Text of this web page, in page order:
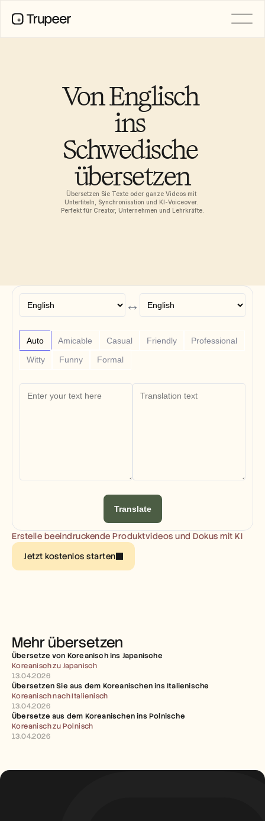
Von Englisch
ins
Schwedische
übersetzen
Übersetzen Sie Texte oder ganze Videos mit
Untertiteln, Synchronisation und KI-Voiceover.
Perfekt für Creator, Unternehmen und Lehrkräfte.
Erstelle beeindruckende Produktvideos und Dokus mit KI
Jetzt kostenlos starten
↔
Auto Amicable Casual Friendly
Professional
Witty
Funny Formal
Translate
Mehr übersetzen
Übersetze von Koreanisch ins Japanische
Koreanisch zu Japanisch
13.04.2026
Übersetzen Sie aus dem Koreanischen ins Italienische
Koreanisch nach Italienisch
13.04.2026
Übersetze aus dem Koreanischen ins Polnische
Koreanisch zu Polnisch
13.04.2026
Karriere
Wissensdatenbank
Geteilte Seiten
KI-Bildschirmaufnahme
KI-Champions des Wandels
Announcement
Partner Program
Vertriebsunterstützung
Vorverkauf
Produktmarketing
See more
Demo buchen